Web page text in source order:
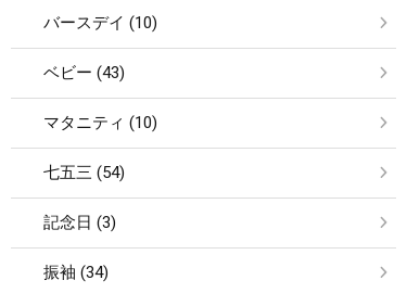
バースデイ (10)
ベビー (43)
マタニティ (10)
七五三 (54)
記念日 (3)
振袖 (34)